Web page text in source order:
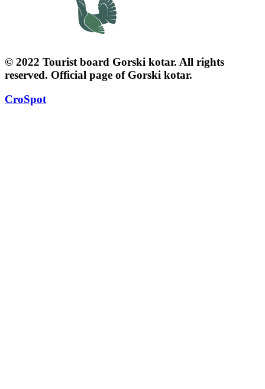
© 2022 Tourist board Gorski kotar. All rights
reserved. Official page of Gorski kotar.
CroSpot